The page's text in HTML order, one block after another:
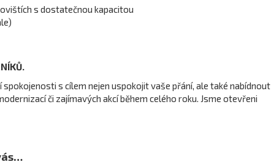
s dostatečnou kapacitou
s cílem nejen uspokojit vaše přání, ale také nabídnout
či zajímavých akcí během celého roku. Jsme otevřeni